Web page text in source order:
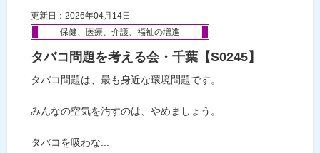
更新日：2026年04月14日
保健、医療、介護、福祉の増進
タバコ問題を考える会・千葉【S0245】
タバコ問題は、最も身近な環境問題です。
みんなの空気を汚すのは、やめましょう。
タバコを吸わな...